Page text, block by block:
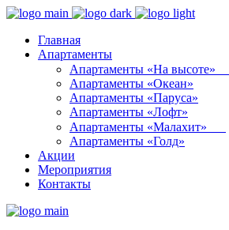
Главная
Апартаменты
Апартаменты «На высоте»⠀⠀
Апартаменты «Океан»
Апартаменты «Паруса»
Апартаменты «Лофт»
Апартаменты «Малахит»⠀⠀
Апартаменты «Голд»
Акции
Мероприятия
Контакты